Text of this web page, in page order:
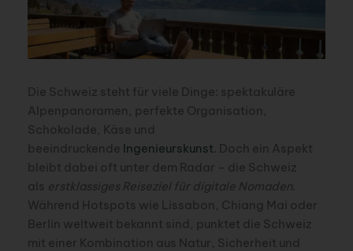
Die Schweiz steht für viele Dinge: spektakuläre
Alpenpanoramen, perfekte Organisation,
Schokolade, Käse und
beeindruckende Ingenieurskunst . Doch ein Aspekt
bleibt dabei oft unter dem Radar – die Schweiz
als erstklassiges Reiseziel für digitale Nomaden.
Während Hotspots wie Lissabon, Chiang Mai oder
Berlin weltweit bekannt sind, punktet die Schweiz
mit einer Kombination aus Natur, Sicherheit und